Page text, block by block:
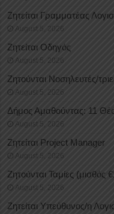
Ζητείται Γραμματέας
August 5, 2026
Ζητείται Οδηγός
August 5, 2026
Ζητούνται Νοσηλευτές/
August 5, 2026
Δήμος Αμαθούντας: 11
August 5, 2026
Ζητείται Project Manager
August 5, 2026
Ζητούνται Ταμίες (μισθός
August 5, 2026
Ζητείται Υπεύθυνος/η